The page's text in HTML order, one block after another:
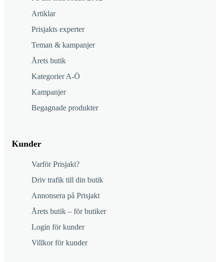
Artiklar
Prisjakts experter
Teman & kampanjer
Årets butik
Kategorier A-Ö
Kampanjer
Begagnade produkter
Kunder
Varför Prisjakt?
Driv trafik till din butik
Annonsera på Prisjakt
Årets butik – för butiker
Login för kunder
Villkor för kunder